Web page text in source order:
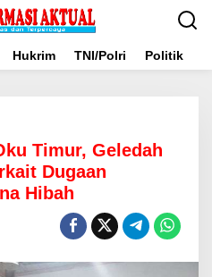
Hukrim TNI/Polri Politik
Timur, Geledah
Dugaan
Hibah